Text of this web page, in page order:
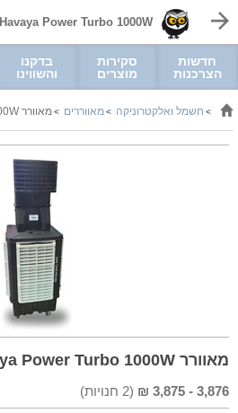
Havaya Power Turbo 1000W
חדשות
הצרכנות
סקירות
מוצרים
בדקנו
והשווינו
> חשמל ואלקטרוניקה >מאווררים >מאוורר Havaya Power Turbo 1000W
מאוורר Havaya Power Turbo 1000W
3,876
-
3,875
₪
(
2 חנויות)